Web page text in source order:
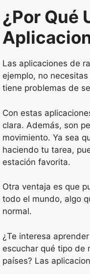
¿Por Qué
Las aplicaciones de
ejemplo, no
tiene problemas de
Con estas
clara. Además, son
movimiento. Ya sea
haciendo tu tarea,
estación favorita.
Otra ventaja es que
todo el mundo, algo
normal.
¿Te interesa
escuchar qué tipo de
países? Las